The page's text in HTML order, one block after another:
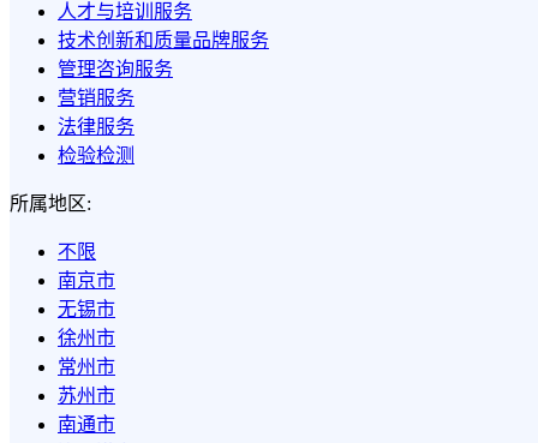
人才与培训服务
技术创新和质量品牌服务
管理咨询服务
营销服务
法律服务
检验检测
所属地区:
不限
南京市
无锡市
徐州市
常州市
苏州市
南通市